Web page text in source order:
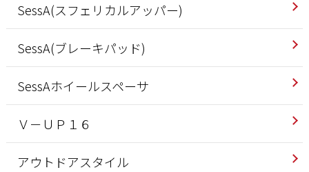
SessA(スフェリカルアッパー)
SessA(ブレーキパッド)
SessAホイールスペーサ
Ｖ－ＵＰ１６
アウトドアスタイル